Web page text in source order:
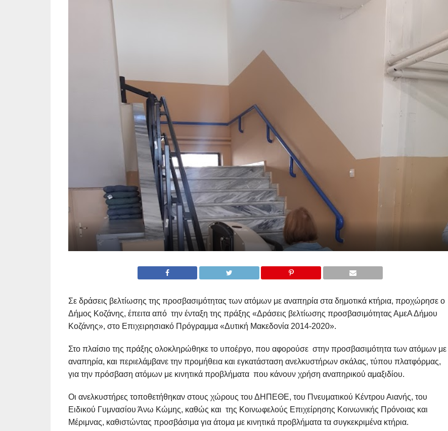
Σε δράσεις βελτίωσης της προσβασιμότητας των ατόμων με αναπηρία στα δημοτικά κτήρια, προχώρησε ο
Δήμος Κοζάνης, έπειτα από την ένταξη της πράξης «Δράσεις βελτίωσης προσβασιμότητας ΑμεΑ Δήμου
Κοζάνης», στο Επιχειρησιακό Πρόγραμμα «Δυτική Μακεδονία 2014-2020».
Στο πλαίσιο της πράξης ολοκληρώθηκε το υποέργο, που αφορούσε στην προσβασιμότητα των ατόμων με
αναπηρία, και περιελάμβανε την προμήθεια και εγκατάσταση ανελκυστήρων σκάλας, τύπου πλατφόρμας,
για την πρόσβαση ατόμων με κινητικά προβλήματα που κάνουν χρήση αναπηρικού αμαξιδίου.
Οι ανελκυστήρες τοποθετήθηκαν στους χώρους του ΔΗΠΕΘΕ, του Πνευματικού Κέντρου Αιανής, του
Ειδικού Γυμνασίου Άνω Κώμης, καθώς και της Κοινωφελούς Επιχείρησης Κοινωνικής Πρόνοιας και
Μέριμνας, καθιστώντας προσβάσιμα για άτομα με κινητικά προβλήματα τα συγκεκριμένα κτήρια.